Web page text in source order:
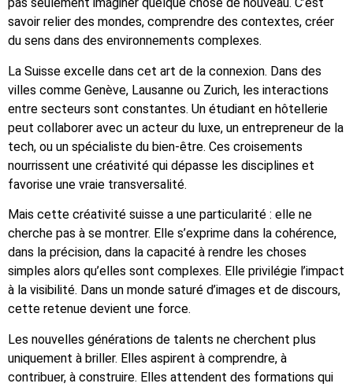
pas seulement imaginer quelque chose de nouveau. C’est
savoir relier des mondes, comprendre des contextes, créer
du sens dans des environnements complexes.
La Suisse excelle dans cet art de la connexion. Dans des
villes comme Genève, Lausanne ou Zurich, les interactions
entre secteurs sont constantes. Un étudiant en hôtellerie
peut collaborer avec un acteur du luxe, un entrepreneur de la
tech, ou un spécialiste du bien-être. Ces croisements
nourrissent une créativité qui dépasse les disciplines et
favorise une vraie transversalité.
Mais cette créativité suisse a une particularité : elle ne
cherche pas à se montrer. Elle s’exprime dans la cohérence,
dans la précision, dans la capacité à rendre les choses
simples alors qu’elles sont complexes. Elle privilégie l’impact
à la visibilité. Dans un monde saturé d’images et de discours,
cette retenue devient une force.
Les nouvelles générations de talents ne cherchent plus
uniquement à briller. Elles aspirent à comprendre, à
contribuer, à construire. Elles attendent des formations qui